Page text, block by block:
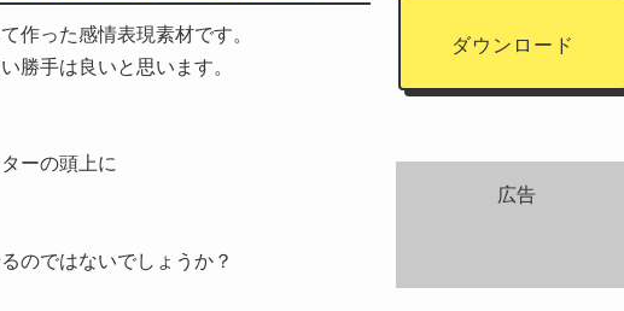
ダウンロード
作った感情表現素材です。
勝手は良いと思います。
ーの頭上に
のではないでしょうか？
広告